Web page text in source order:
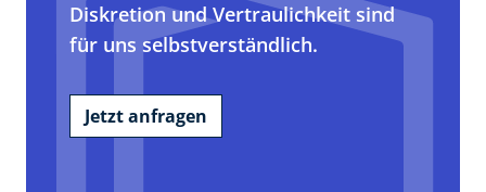
Diskretion und Vertraulichkeit sind
für uns selbstverständlich.
Jetzt anfragen